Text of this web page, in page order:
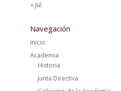
« Jul
Navegación
Inicio
Academia
Historia
Junta Directiva